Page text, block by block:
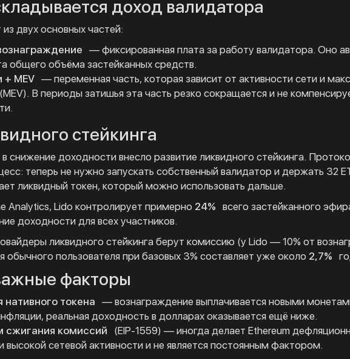
доход валидатора
двух основных частей:
— фиксированная плата за работу валидатора. Оно
общего объёма застейканных средств.
MEV — переменная часть, которая зависит от активности сети и
В периоды затишья эта часть резко сокращается и не
стейкинга
снижение доходности внесло развитие ликвидного стейкинга.
теперь не нужно запускать собственный валидатор и держать 32
ликвидный токен, который можно использовать дальше.
Analytics, Lido контролирует примерно 24% всего застейканного
доходности для всех участников.
ликвидного стейкинга берут комиссию (у Lido — 10% от
обычного пользователя при базовых 3% составляет уже около 2,7%
факторы
токена — вознаграждение выплачивается новыми
реальная доходность в долларах оказывается ещё ниже.
сжигания комиссий
(EIP-1559) — иногда делает Ethereum
высокой сетевой активности и не является постоянным фактором.